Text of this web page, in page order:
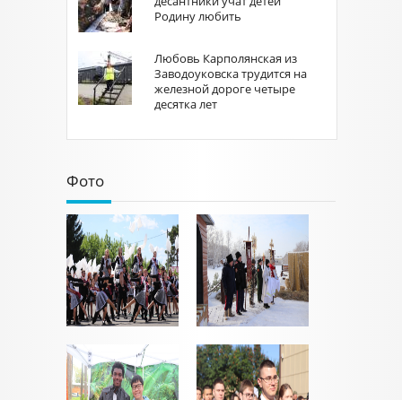
Родину любить
Любовь Карполянская из
Заводоуковска трудится на
железной дороге четыре
десятка лет
Фото